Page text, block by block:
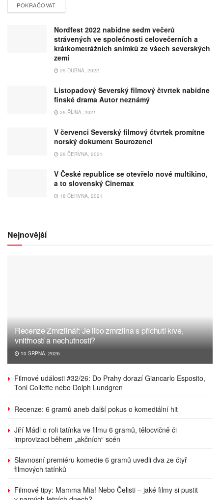
POKRAČOVAT
Nordfest 2022 nabídne sedm večerů
strávených ve společnosti celovečerních a
krátkometrážních snímků ze všech severských
zemí
29 DUBNA, 2022
Listopadový Severský filmový čtvrtek nabídne
finské drama Autor neznámý
29 ŘÍJNA, 2021
V červenci Severský filmový čtvrtek promítne
norský dokument Sourozenci
29 ČERVNA, 2021
V České republice se otevřelo nové multikino,
a to slovenský Cinemax
18 ČERVNA, 2021
Nejnovější
Recenze Zmrzlinář: Je libo zmrzlina s příchutí krve,
vnitřností a nechutností?
10 SRPNA, 2026
Filmové události #32/26: Do Prahy dorazí Giancarlo Esposito,
Toni Collette nebo Dolph Lundgren
Recenze: 6 gramů aneb další pokus o komediální hit
Jiří Mádl o roli tatínka ve filmu 6 gramů, tělocvičně či
improvizaci během „akčních“ scén
Slavnosní premiéru komedie 6 gramů uvedli dva ze čtyř
filmových tatínků
Filmové tipy: Mamma Mia! Nebo Čelisti – jaké filmy si pustit